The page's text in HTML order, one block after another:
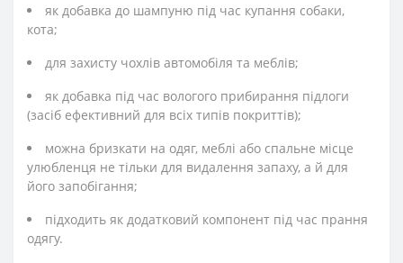
як добавка до шампуню під час купання собаки,
кота;
для захисту чохлів автомобіля та меблів;
як добавка під час вологого прибирання підлоги
(засіб ефективний для всіх типів покриттів);
можна бризкати на одяг, меблі або спальне місце
улюбленця не тільки для видалення запаху, а й для
його запобігання;
підходить як додатковий компонент під час прання
одягу.